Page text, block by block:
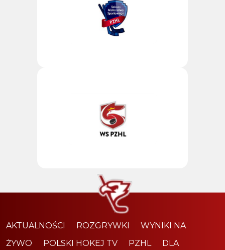
AKTUALNOŚCI ROZGRYWKI
WYNIKI NA
ŻYWO
POLSKI HOKEJ TV PZHL DLA